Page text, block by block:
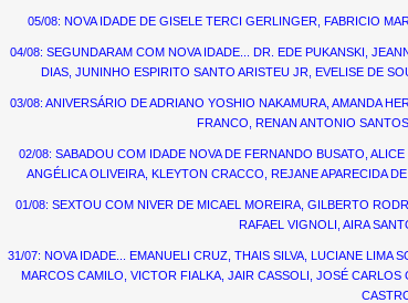
05/08: NOVA IDADE DE GISELE TERCI GERLINGER, FABRICIO
04/08: SEGUNDARAM COM NOVA IDADE... DR. EDE PUKANSKI,
DIAS, JUNINHO ESPIRITO SANTO ARISTEU JR, EVELISE DE
03/08: ANIVERSÁRIO DE ADRIANO YOSHIO NAKAMURA, AMANDA
FRANCO, RENAN ANTONIO
02/08: SABADOU COM IDADE NOVA DE FERNANDO BUSATO,
ANGÉLICA OLIVEIRA, KLEYTON CRACCO, REJANE APARECIDA
01/08: SEXTOU COM NIVER DE MICAEL MOREIRA, GILBERTO
RAFAEL VIGNOLI, AIRA
31/07: NOVA IDADE... EMANUELI CRUZ, THAIS SILVA, LUCIANE LIMA
MARCOS CAMILO, VICTOR FIALKA, JAIR CASSOLI, JOSÉ